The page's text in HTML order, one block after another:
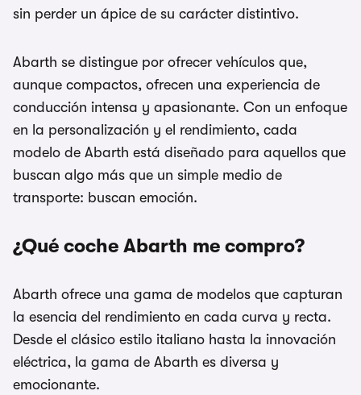
sin perder un ápice de su carácter distintivo.
Abarth se distingue por ofrecer vehículos que,
aunque compactos, ofrecen una experiencia de
conducción intensa y apasionante. Con un enfoque
en la personalización y el rendimiento, cada
modelo de Abarth está diseñado para aquellos que
buscan algo más que un simple medio de
transporte: buscan emoción.
¿Qué coche Abarth me compro?
Abarth ofrece una gama de modelos que capturan
la esencia del rendimiento en cada curva y recta.
Desde el clásico estilo italiano hasta la innovación
eléctrica, la gama de Abarth es diversa y
emocionante.